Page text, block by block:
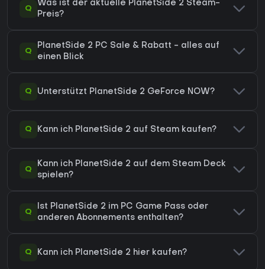
Q
Was ist der aktuelle PlanetSide 2 Steam-
Preis?
Q
PlanetSide 2 PC Sale & Rabatt - alles auf
einen Blick
Q Unterstützt PlanetSide 2 GeForce NOW?
Q Kann ich PlanetSide 2 auf Steam kaufen?
Q
Kann ich PlanetSide 2 auf dem Steam Deck
spielen?
Q
Ist PlanetSide 2 im PC Game Pass oder
anderen Abonnements enthalten?
Q Kann ich PlanetSide 2 hier kaufen?